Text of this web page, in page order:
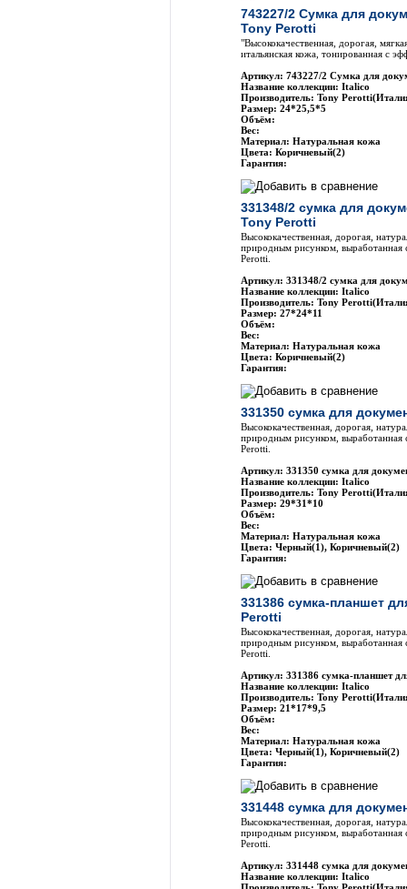
743227/2 Сумка для
Tony Perotti
"Высококачественная, дорогая,
итальянская кожа, тонированная с
Артикул: 743227/2 Сумка для
Название коллекции: Italico
Производитель: Tony
Размер: 24*25,5*5
Объём:
Вес:
Материал: Натуральная кожа
Цвета: Коричневый(2)
Гарантия:
331348/2 сумка для
Tony Perotti
Высококачественная, дорогая,
природным рисунком, выработанная
Perotti.
Артикул: 331348/2 сумка для
Название коллекции: Italico
Производитель: Tony
Размер: 27*24*11
Объём:
Вес:
Материал: Натуральная кожа
Цвета: Коричневый(2)
Гарантия:
331350 сумка для
Высококачественная, дорогая,
природным рисунком, выработанная
Perotti.
Артикул: 331350 сумка для
Название коллекции: Italico
Производитель: Tony
Размер: 29*31*10
Объём:
Вес:
Материал: Натуральная кожа
Цвета: Черный(1), Коричневый(2)
Гарантия:
331386 сумка-планшет
Perotti
Высококачественная, дорогая,
природным рисунком, выработанная
Perotti.
Артикул: 331386 сумка-планшет
Название коллекции: Italico
Производитель: Tony
Размер: 21*17*9,5
Объём:
Вес:
Материал: Натуральная кожа
Цвета: Черный(1), Коричневый(2)
Гарантия:
331448 сумка для
Высококачественная, дорогая,
природным рисунком, выработанная
Perotti.
Артикул: 331448 сумка для
Название коллекции: Italico